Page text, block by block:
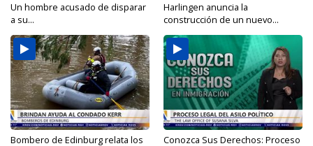
Un hombre acusado de disparar
a su...
Harlingen anuncia la
construcción de un nuevo...
Bombero de Edinburg relata los
Conozca Sus Derechos: Proceso